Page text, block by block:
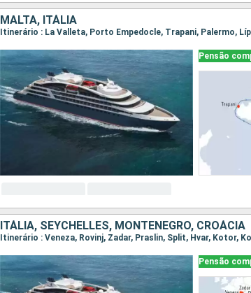
MALTA, ITÁLIA
Pensão
ITÁLIA, SEYCHELLES, MONTENEGRO, CROÁCIA
Itinerário : Veneza, Rovinj, Zadar, Praslin, Split, Hvar, Kotor,
Pensão